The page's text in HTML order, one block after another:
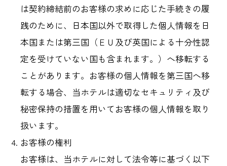
は契約締結前のお客様の求めに応じた手続きの履
践のために、日本国以外で取得した個人情報を日
本国または第三国（ＥＵ及び英国による十分性認
定を受けていない国も含まれます。）へ移転する
ことがあります。お客様の個人情報を第三国へ移
転する場合、当ホテルは適切なセキュリティ及び
秘密保持の措置を用いてお客様の個人情報を取り
扱います。
お客様の権利
お客様は、当ホテルに対して法令等に基づく以下